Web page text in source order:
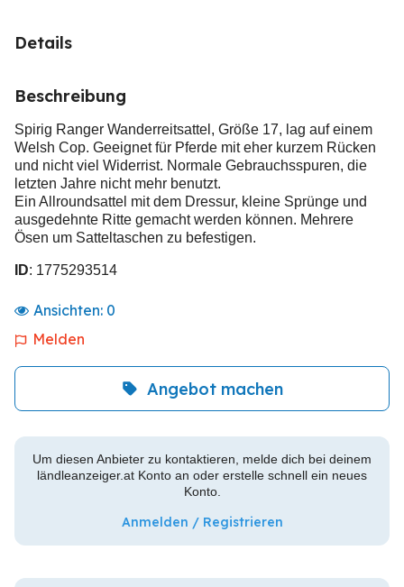
Details
Beschreibung
Spirig Ranger Wanderreitsattel, Größe 17, lag auf einem
Welsh Cop. Geeignet für Pferde mit eher kurzem Rücken
und nicht viel Widerrist. Normale Gebrauchsspuren, die
letzten Jahre nicht mehr benutzt.
Ein Allroundsattel mit dem Dressur, kleine Sprünge und
ausgedehnte Ritte gemacht werden können. Mehrere
Ösen um Satteltaschen zu befestigen.
ID: 1775293514
Ansichten: 0
Melden
Angebot machen
Um diesen Anbieter zu kontaktieren, melde dich bei deinem
ländleanzeiger.at Konto an oder erstelle schnell ein neues
Konto.
Anmelden / Registrieren